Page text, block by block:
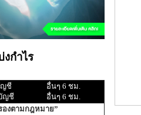
กำไร
ชี
อื่นๆ 6 ชม.
ญชี
อื่นๆ 6 ชม.
องตามกฎหมาย”